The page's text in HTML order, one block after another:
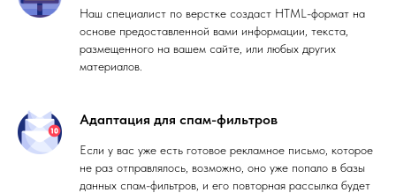
Наш специалист по верстке создаст HTML-формат на
основе предоставленной вами информации, текста,
размещенного на вашем сайте, или любых других
материалов.
Адаптация для спам-фильтров
Если у вас уже есть готовое рекламное письмо, которое
не раз отправлялось, возможно, оно уже попало в базы
данных спам-фильтров, и его повторная рассылка будет